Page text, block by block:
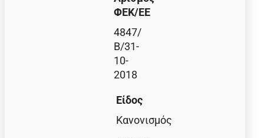
ΦΕΚ/EE
4847/
Β/31-
10-
2018
Είδος
Κανονισμός